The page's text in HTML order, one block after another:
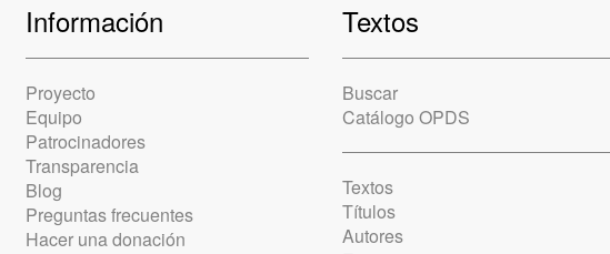
Información
Proyecto
Equipo
Patrocinadores
Transparencia
Blog
Preguntas frecuentes
Hacer una donación
Textos
Buscar
Catálogo OPDS
Textos
Títulos
Autores